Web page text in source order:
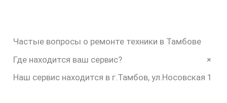
Частые вопросы о ремонте техники в Тамбове
Где находится ваш сервис?
+
Наш сервис находится в г.Тамбов, ул.Носовская 1